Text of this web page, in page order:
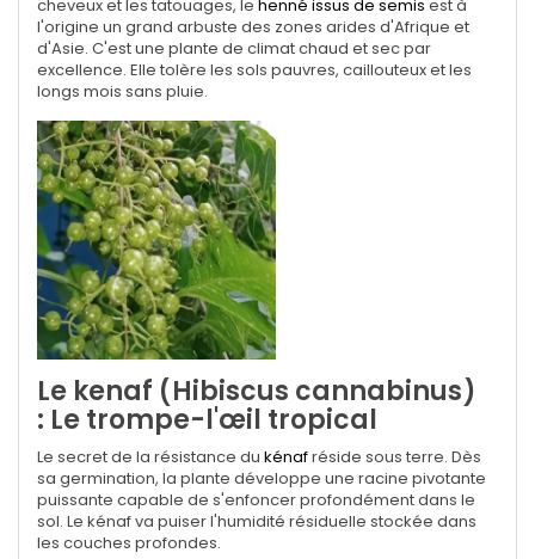
cheveux et les tatouages, le henné issus de semis est à
l'origine un grand arbuste des zones arides d'Afrique et
d'Asie. C'est une plante de climat chaud et sec par
excellence. Elle tolère les sols pauvres, caillouteux et les
longs mois sans pluie.
Le kenaf (Hibiscus cannabinus)
: Le trompe-l'œil tropical
Le secret de la résistance du kénafréside sous terre. Dès
sa germination, la plante développe une racine pivotante
puissante capable de s'enfoncer profondément dans le
sol. Le kénaf va puiser l'humidité résiduelle stockée dans
les couches profondes.